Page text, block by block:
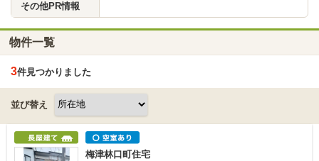
その他PR情報
物件一覧
3件見つかりました
並び替え
梅津林口町住宅